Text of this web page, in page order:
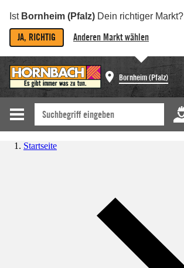
Ist Bornheim (Pfalz) Dein richtiger Markt?
JA, RICHTIG Anderen Markt wählen
Bornheim (Pfalz)
Startseite